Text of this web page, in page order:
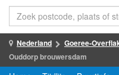
Nederland Goeree-
Ouddorp brouwersdam